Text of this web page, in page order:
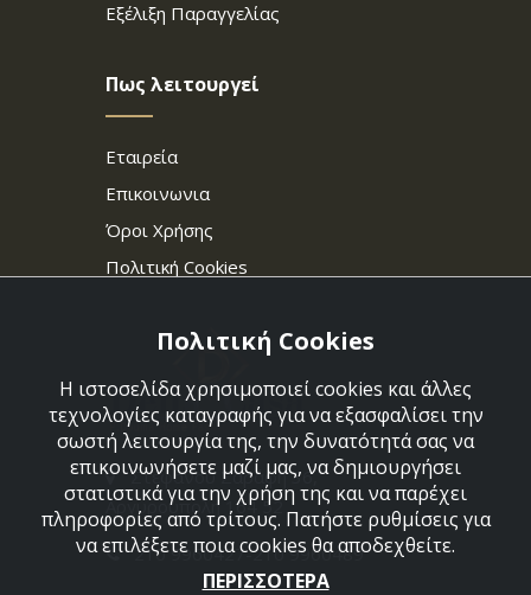
Εξέλιξη Παραγγελίας
Πως λειτουργεί
Εταιρεία
Επικοινωνια
Όροι Χρήσης
Πολιτική Cookies
Στεφάνου Σαράφη 36,
Αργυρούπολη 164 52
210 9960427-210 9960489
Πολιτική Cookies
Η ιστοσελίδα χρησιμοποιεί cookies και άλλες
τεχνολογίες καταγραφής για να εξασφαλίσει την
σωστή λειτουργία της, την δυνατότητά σας να
επικοινωνήσετε μαζί μας, να δημιουργήσει
στατιστικά για την χρήση της και να παρέχει
πληροφορίες από τρίτους. Πατήστε ρυθμίσεις για
να επιλέξετε ποια cookies θα αποδεχθείτε.
ΠΕΡΙΣΣΟΤΕΡΑ